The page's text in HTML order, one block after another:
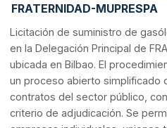
FRATERNIDAD-MUPRESPA
Licitación de suministro de
en la Delegación Principal de
ubicada en Bilbao. El
un proceso abierto simplificado
contratos del sector público,
criterio de adjudicación. Se